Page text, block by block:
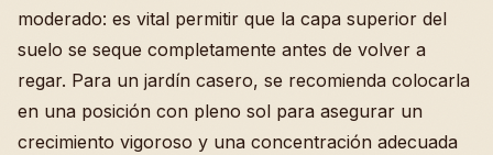
moderado: es vital permitir que la capa superior del
suelo se seque completamente antes de volver a
regar. Para un jardín casero, se recomienda colocarla
en una posición con pleno sol para asegurar un
crecimiento vigoroso y una concentración adecuada